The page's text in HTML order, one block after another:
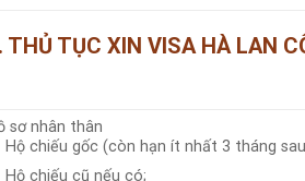
THỦ TỤC XIN VISA HÀ LAN
sơ nhân thân
Hộ chiếu gốc (còn hạn ít nhất 3 tháng
Hộ chiếu cũ nếu có;